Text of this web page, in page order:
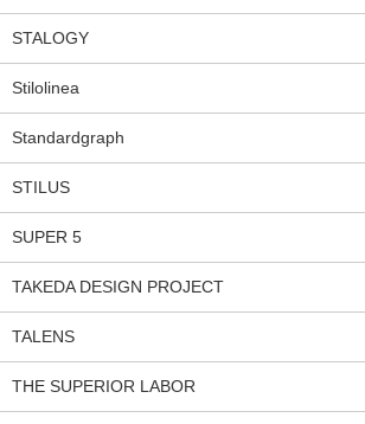
STALOGY
Stilolinea
Standardgraph
STILUS
SUPER 5
TAKEDA DESIGN PROJECT
TALENS
THE SUPERIOR LABOR